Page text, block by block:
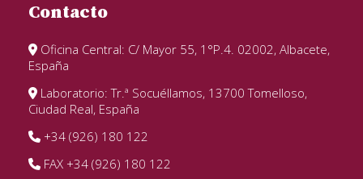
Contacto
Oficina Central: C/ Mayor 55, 1°P.4. 02002, Albacete,
España
Laboratorio: Tr.ª Socuéllamos, 13700 Tomelloso,
Ciudad Real, España
+34 (926) 180 122
FAX +34 (926) 180 122